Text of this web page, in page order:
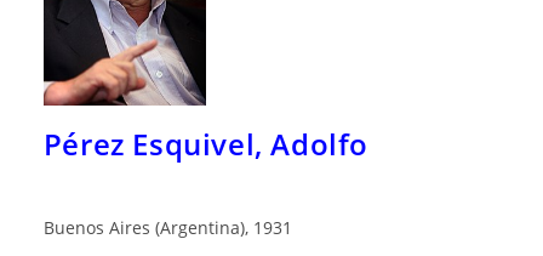
Pérez Esquivel, Adolfo
Buenos Aires (Argentina), 1931